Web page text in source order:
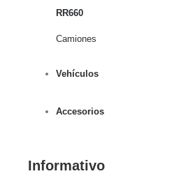
RR660
Camiones
Vehículos
Accesorios
Informativo